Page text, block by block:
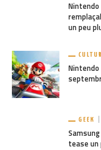
un peu
GEEK
tease un